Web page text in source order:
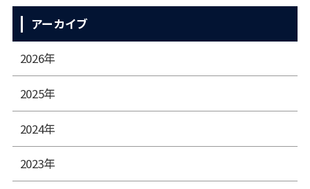
アーカイブ
2026年
2025年
2024年
2023年